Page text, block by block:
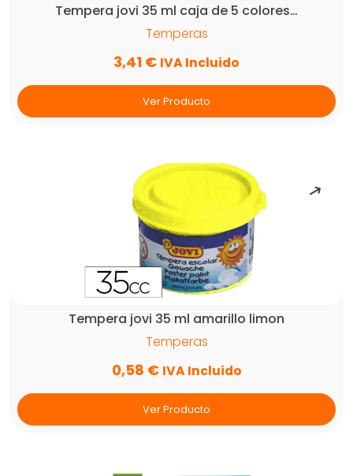
Tempera jovi 35 ml caja de 5 colores…
Temperas
3,41 € IVA Incluido
Ver Producto
Tempera jovi 35 ml amarillo limon
Temperas
0,58 € IVA Incluido
Ver Producto